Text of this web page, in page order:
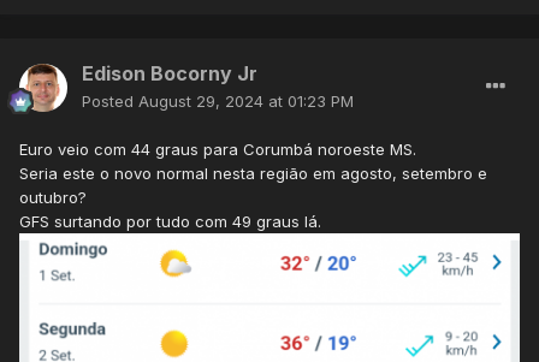
Edison Bocorny Jr
Posted August 29, 2024 at 01:23 PM
Euro veio com 44 graus para Corumbá noroeste MS.
Seria este o novo normal nesta região em agosto, setembro e
outubro?
GFS surtando por tudo com 49 graus lá.